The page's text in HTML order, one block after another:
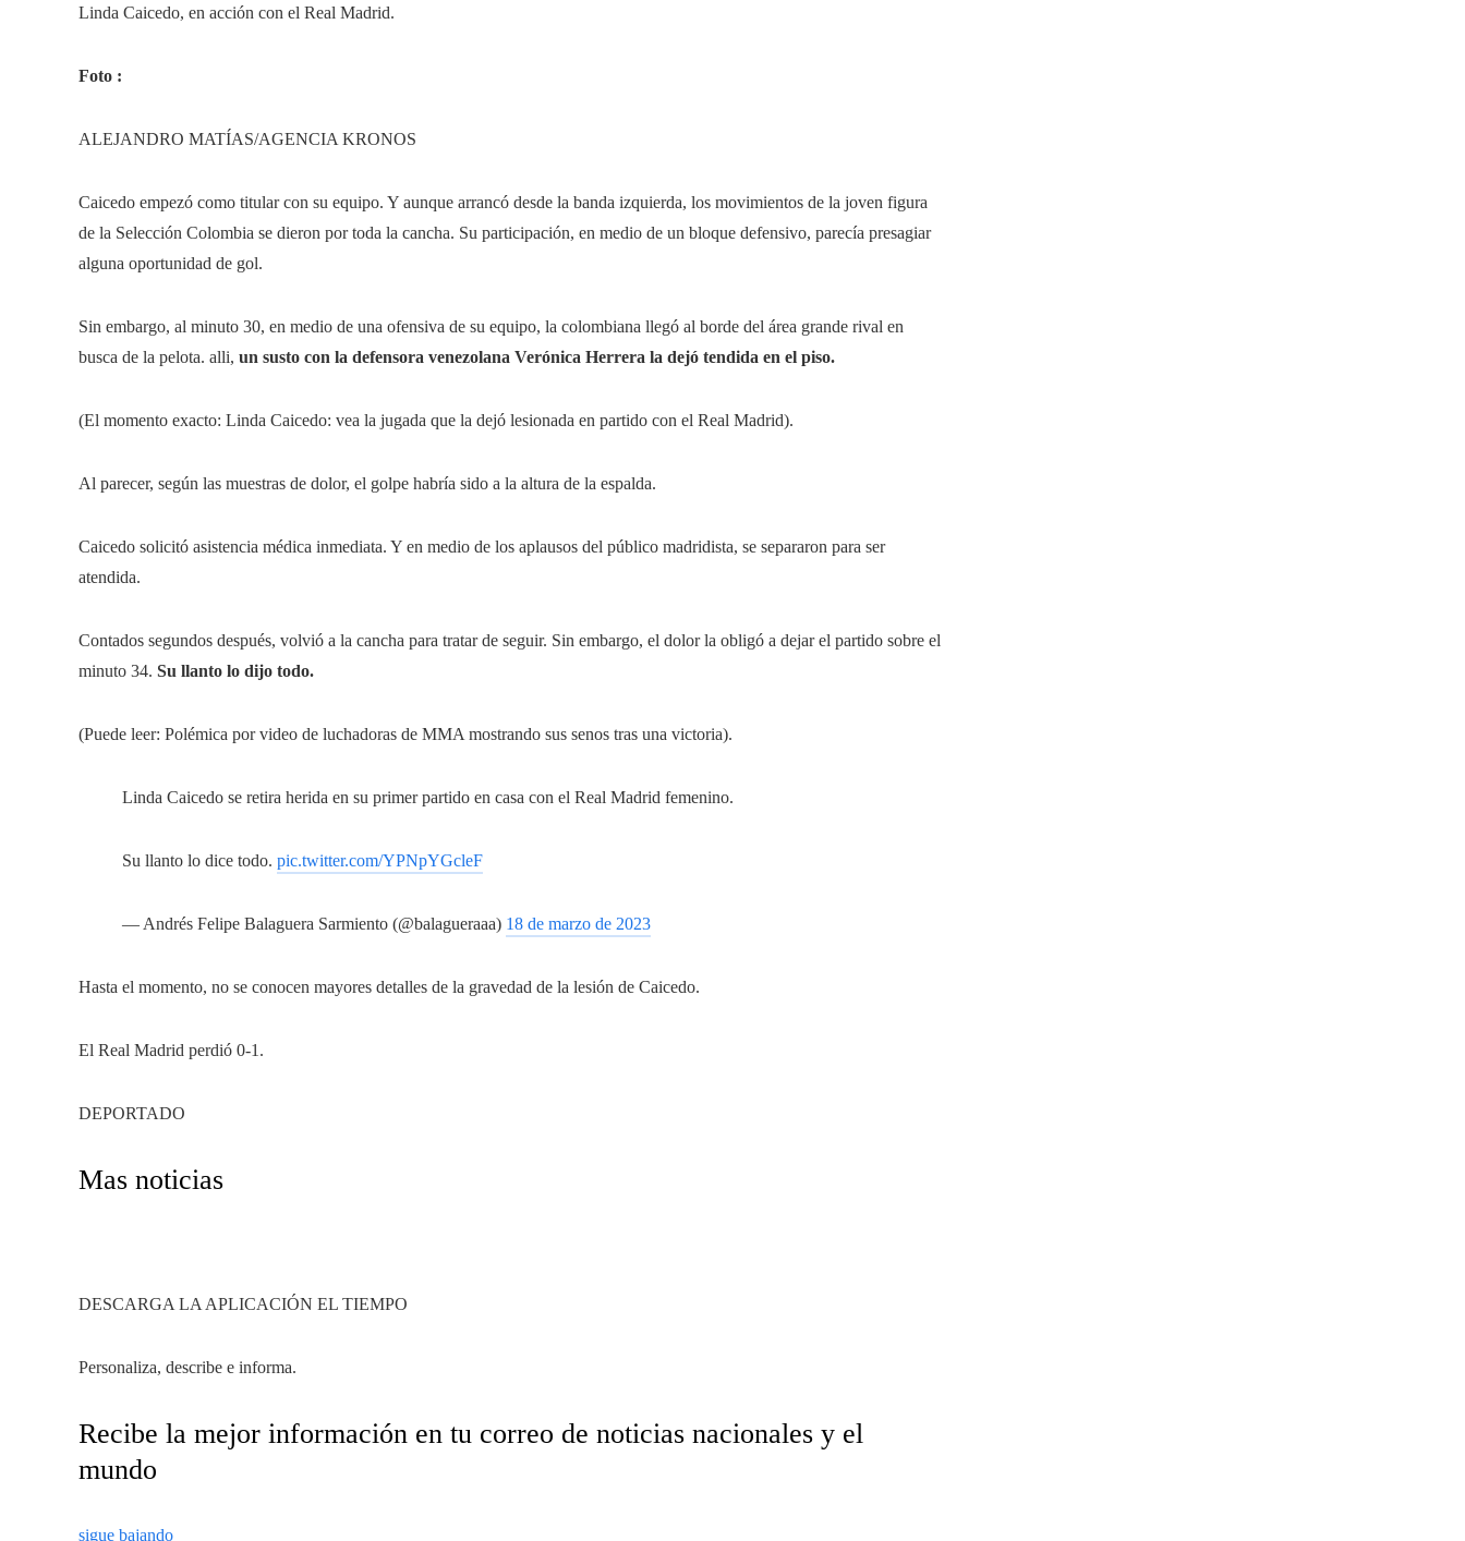
Linda Caicedo, en acción con el Real Madrid.
Foto :
ALEJANDRO MATÍAS/AGENCIA KRONOS
Caicedo empezó como titular con su equipo. Y aunque arrancó desde la banda izquierda, los movimientos de la joven figura
de la Selección Colombia se dieron por toda la cancha. Su participación, en medio de un bloque defensivo, parecía presagiar
alguna oportunidad de gol.
Sin embargo, al minuto 30, en medio de una ofensiva de su equipo, la colombiana llegó al borde del área grande rival en
busca de la pelota. alli, un susto con la defensora venezolana Verónica Herrera la dejó tendida en el piso.
(El momento exacto: Linda Caicedo: vea la jugada que la dejó lesionada en partido con el Real Madrid).
Al parecer, según las muestras de dolor, el golpe habría sido a la altura de la espalda.
Caicedo solicitó asistencia médica inmediata. Y en medio de los aplausos del público madridista, se separaron para ser
atendida.
Contados segundos después, volvió a la cancha para tratar de seguir. Sin embargo, el dolor la obligó a dejar el partido sobre el
minuto 34. Su llanto lo dijo todo.
(Puede leer: Polémica por video de luchadoras de MMA mostrando sus senos tras una victoria).
Linda Caicedo se retira herida en su primer partido en casa con el Real Madrid femenino.
Su llanto lo dice todo. pic.twitter.com/YPNpYGcleF
— Andrés Felipe Balaguera Sarmiento (@balagueraaa) 18 de marzo de 2023
Hasta el momento, no se conocen mayores detalles de la gravedad de la lesión de Caicedo.
El Real Madrid perdió 0-1.
DEPORTADO
Mas noticias
DESCARGA LA APLICACIÓN EL TIEMPO
Personaliza, describe e informa.
Recibe la mejor información en tu correo de noticias nacionales y el
mundo
sigue bajando